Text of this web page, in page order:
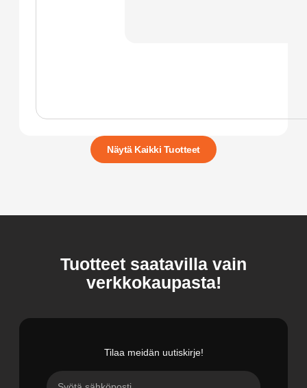
Näytä Kaikki Tuotteet
Tuotteet saatavilla vain
verkkokaupasta!
Tilaa meidän uutiskirje!